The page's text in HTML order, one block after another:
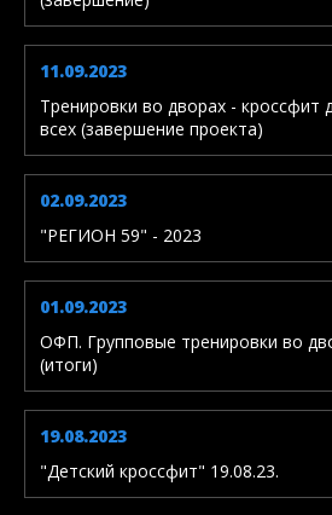
11.09.2023
Тренировки во дворах - кроссфит
всех (завершение проекта)
02.09.2023
"РЕГИОН 59" - 2023
01.09.2023
ОФП. Групповые тренировки во
(итоги)
19.08.2023
"Детский кроссфит" 19.08.23.